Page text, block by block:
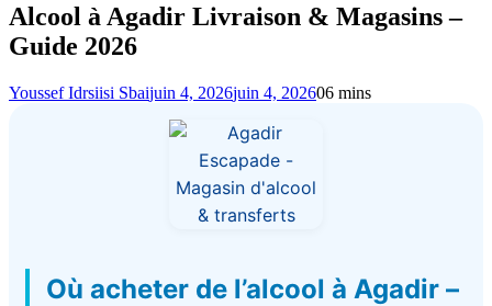
Alcool à Agadir Livraison & Magasins –
Guide 2026
Youssef Idrsiisi Sbaijuin 4, 2026juin 4, 202606 mins
Où acheter de l’alcool à Agadir –